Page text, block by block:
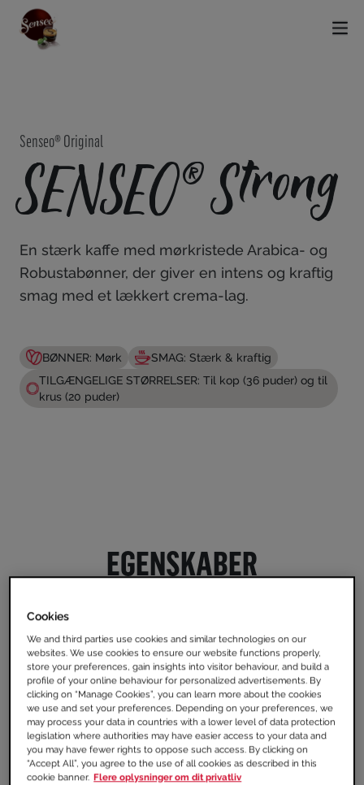
Senseo® Original
SENSEO® Strong
En stærk kaffe med mørkristede Arabica- og
Robustabønner, der giver en intens og kraftig
smag med et lækkert crema-lag.
BØNNER: Mørk
SMAG: Stærk & kraftig
TILGÆNGELIGE STØRRELSER: Til kop (36 puder) og til
krus (20 puder)
EGENSKABER
Cookies
We and third parties use cookies and similar technologies on our
websites. We use cookies to ensure our website functions properly,
store your preferences, gain insights into visitor behaviour, and build a
profile of your online behaviour for personalized advertisements. By
clicking on “Manage Cookies”, you can learn more about the cookies
we use and set your preferences. Depending on your preferences, we
may process your data in countries with a lower level of data protection
legislation where authorities may have easier access to your data and
you may have fewer rights to oppose such access. By clicking on
“Accept All”, you agree to the use of all cookies as described in this
cookie banner. Flere oplysninger om dit privatliv